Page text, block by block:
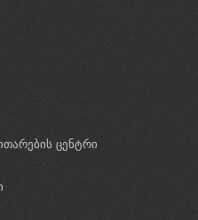
ცენტრი